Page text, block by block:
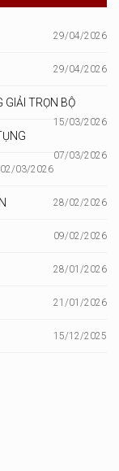
29/04/2026
29/04/2026
GIẢI TRỌN BỘ
15/03/2026
07/03/2026
02/03/2026
28/02/2026
09/02/2026
28/01/2026
21/01/2026
15/12/2025